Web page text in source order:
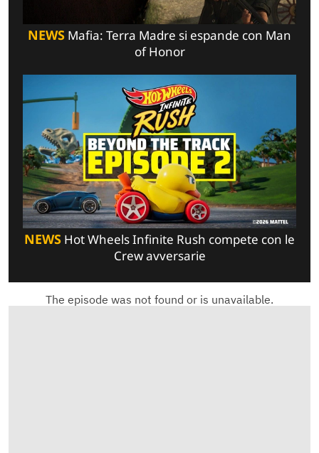
NEWS Mafia: Terra Madre si espande con Man
of Honor
NEWS Hot Wheels Infinite Rush compete con le
Crew avversarie